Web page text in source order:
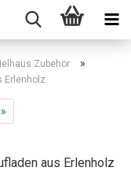
Zubehör »
Erlenholz
aus Erlenholz